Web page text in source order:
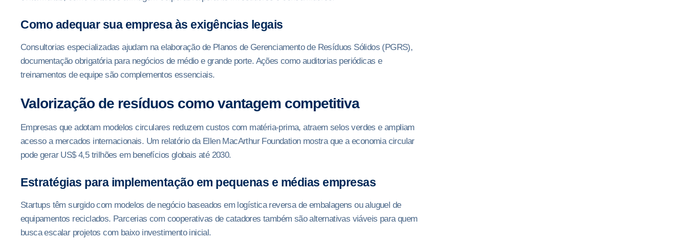
Como adequar sua empresa às exigências legais
Consultorias especializadas ajudam na elaboração de Planos de Gerenciamento de Resíduos Sólidos (PGRS),
documentação obrigatória para negócios de médio e grande porte. Ações como auditorias periódicas e
treinamentos de equipe são complementos essenciais.
Valorização de resíduos como vantagem competitiva
Empresas que adotam modelos circulares reduzem custos com matéria-prima, atraem selos verdes e ampliam
acesso a mercados internacionais. Um relatório da Ellen MacArthur Foundation mostra que a economia circular
pode gerar US$ 4,5 trilhões em benefícios globais até 2030.
Estratégias para implementação em pequenas e médias empresas
Startups têm surgido com modelos de negócio baseados em logística reversa de embalagens ou aluguel de
equipamentos reciclados. Parcerias com cooperativas de catadores também são alternativas viáveis para quem
busca escalar projetos com baixo investimento inicial.